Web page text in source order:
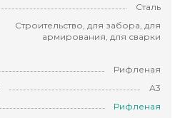
Сталь
Строительство, для забора, для
армирования, для сварки
Рифленая
А3
Рифленая